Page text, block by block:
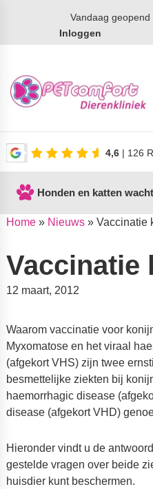
Vandaag geopend
Inloggen
4,6 | 126
Honden en katten
Home» Nieuws» Vaccinatie
Vaccinatie
12 maart, 2012
Waarom vaccinatie voor
Myxomatose en het viraal
(afgekort VHS) zijn twee
besmettelijke ziekten bij
haemorrhagic disease
disease (afgekort VHD)
Hieronder vindt u de
gestelde vragen over beide
huisdier kunt beschermen.